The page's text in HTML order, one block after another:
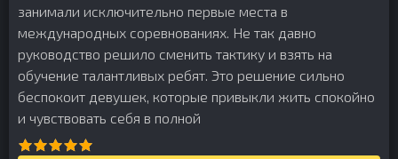
занимали исключительно первые места в
международных соревнованиях. Не так давно
руководство решило сменить тактику и взять на
обучение талантливых ребят. Это решение сильно
беспокоит девушек, которые привыкли жить спокойно
и чувствовать себя в полной